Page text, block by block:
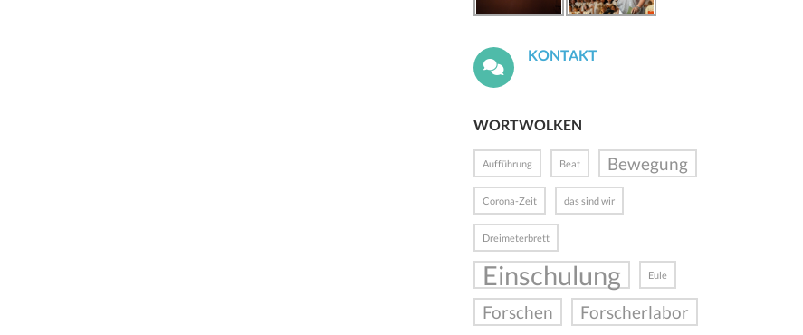
KONTAKT
WORTWOLKEN
Aufführung Beat Bewegung
Corona-Zeit das sind wir
Dreimeterbrett
Einschulung Eule
Forschen Forscherlabor